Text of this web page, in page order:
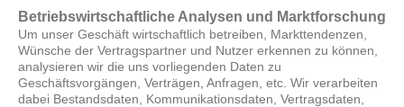
Betriebswirtschaftliche Analysen und Marktforschung
Um unser Geschäft wirtschaftlich betreiben, Markttendenzen,
Wünsche der Vertragspartner und Nutzer erkennen zu können,
analysieren wir die uns vorliegenden Daten zu
Geschäftsvorgängen, Verträgen, Anfragen, etc. Wir verarbeiten
dabei Bestandsdaten, Kommunikationsdaten, Vertragsdaten,